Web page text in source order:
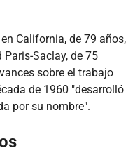
California, de 79 años,
Saclay, de 75
sobre el trabajo
de 1960 "desarrolló
por su nombre".